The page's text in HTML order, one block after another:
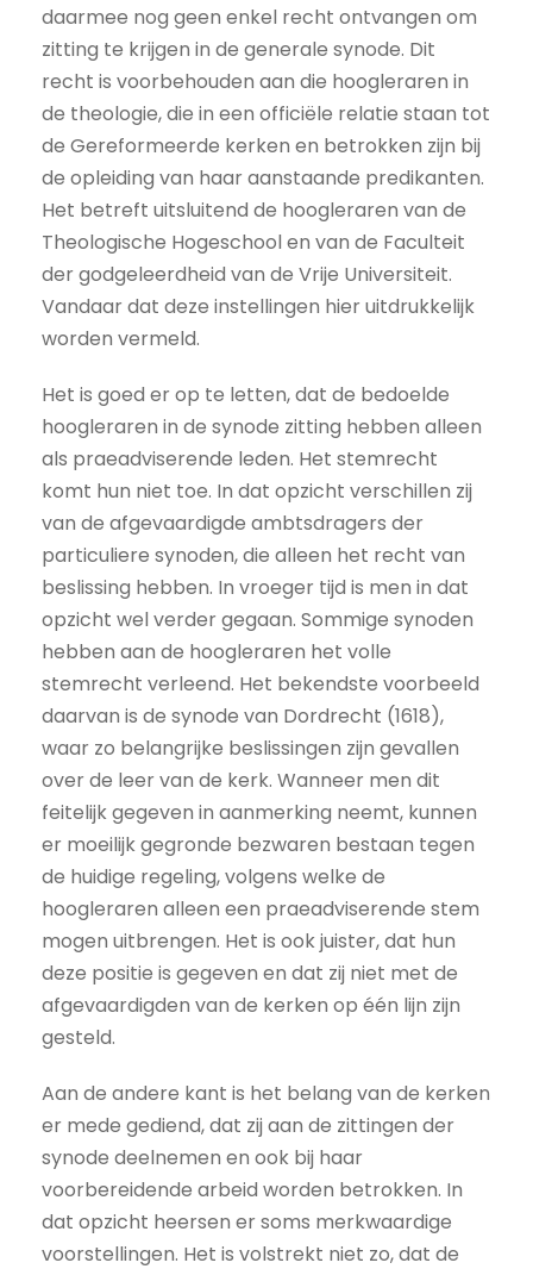
daarmee nog geen enkel recht ontvangen om
zitting te krijgen in de generale synode. Dit
recht is voorbehouden aan die hoogleraren in
de theologie, die in een officiële relatie staan tot
de Gereformeerde kerken en betrokken zijn bij
de opleiding van haar aanstaande predikanten.
Het betreft uitsluitend de hoogleraren van de
Theologische Hogeschool en van de Faculteit
der godgeleerdheid van de Vrije Universiteit.
Vandaar dat deze instellingen hier uitdrukkelijk
worden vermeld.
Het is goed er op te letten, dat de bedoelde
hoogleraren in de synode zitting hebben alleen
als praeadviserende leden. Het stemrecht
komt hun niet toe. In dat opzicht verschillen zij
van de afgevaardigde ambtsdragers der
particuliere synoden, die alleen het recht van
beslissing hebben. In vroeger tijd is men in dat
opzicht wel verder gegaan. Sommige synoden
hebben aan de hoogleraren het volle
stemrecht verleend. Het bekendste voorbeeld
daarvan is de synode van Dordrecht (1618),
waar zo belangrijke beslissingen zijn gevallen
over de leer van de kerk. Wanneer men dit
feitelijk gegeven in aanmerking neemt, kunnen
er moeilijk gegronde bezwaren bestaan tegen
de huidige regeling, volgens welke de
hoogleraren alleen een praeadviserende stem
mogen uitbrengen. Het is ook juister, dat hun
deze positie is gegeven en dat zij niet met de
afgevaardigden van de kerken op één lijn zijn
gesteld.
Aan de andere kant is het belang van de kerken
er mede gediend, dat zij aan de zittingen der
synode deelnemen en ook bij haar
voorbereidende arbeid worden betrokken. In
dat opzicht heersen er soms merkwaardige
voorstellingen. Het is volstrekt niet zo, dat de